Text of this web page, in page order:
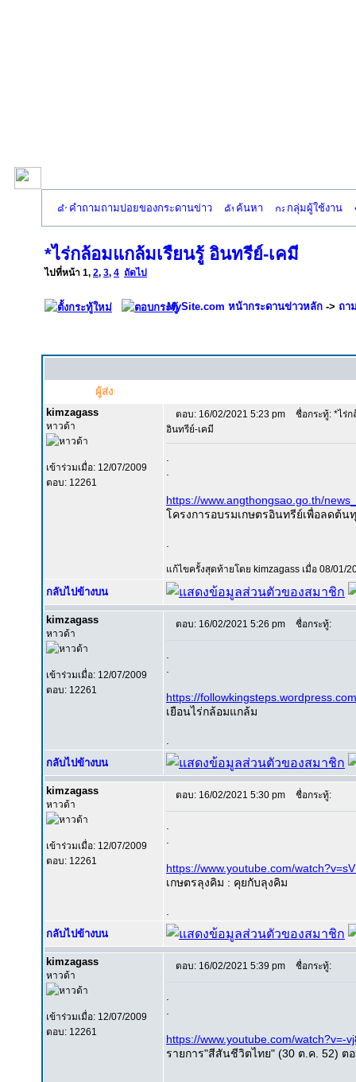
คำถามถามบ่อยของกระดานข่าว ค้นหา กลุ่มผู้ใช้งาน
*ไร่กล้อมแกล้มเรืยนรู้ อินทรีย์-เคมี
ไปที่หน้า 1, 2, 3, 4 ถัดไป
MySite.com หน้ากระดานข่าวหลัก -> ถา
ผู้ส่ง
kimzagass
หาวด้า
เข้าร่วมเมื่อ: 12/07/2009
ตอบ: 12261
ตอบ: 16/02/2021 5:23 pm
ชื่อกระทู้: *ไร่ก
อินทรีย์-เคมี
https://www.angthongsao.go.th/
โครงการอบรมเกษตรอินทรีย์เพื่อลดต้น
แก้ไขครั้งสุดท้ายโดย kimzagass เมื่อ 08/01/
กลับไปข้างบน
kimzagass
หาวด้า
เข้าร่วมเมื่อ: 12/07/2009
ตอบ: 12261
ตอบ: 16/02/2021 5:26 pm ชื่อกระทู้:
https://
เยือนไร่กล้อมแกล้ม
กลับไปข้างบน
kimzagass
หาวด้า
เข้าร่วมเมื่อ: 12/07/2009
ตอบ: 12261
ตอบ: 16/02/2021 5:30 pm ชื่อกระทู้:
https://www.youtube.com/
เกษตรลุงคิม : คุยกับลุงคิม
กลับไปข้างบน
kimzagass
หาวด้า
เข้าร่วมเมื่อ: 12/07/2009
ตอบ: 12261
ตอบ: 16/02/2021 5:39 pm ชื่อกระทู้:
https://www.youtube.com/watch?v=-
รายการ"สีสันชีวิตไทย" (30 ต.ค. 52) ต